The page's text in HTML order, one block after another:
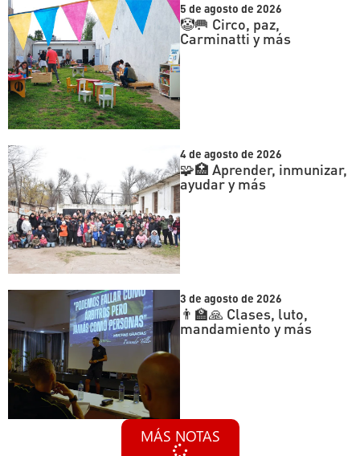
5 de agosto de 2026
🤡🥅 Circo, paz,
Carminatti y más
4 de agosto de 2026
🧩🏥 Aprender, inmunizar,
ayudar y más
3 de agosto de 2026
👨‍🏫🙏 Clases, luto,
mandamiento y más
MÁS NOTAS